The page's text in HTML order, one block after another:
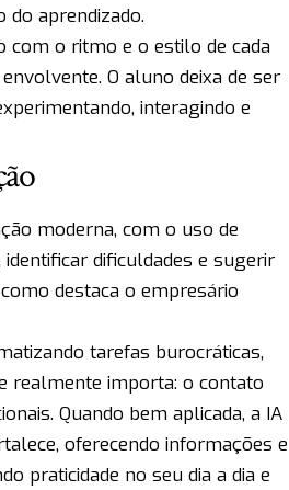
aprendizado.
com o ritmo e o estilo de cada
O aluno deixa de ser
interagindo e
moderna, com o uso de
dificuldades e sugerir
destaca o empresário
tarefas burocráticas,
realmente importa: o contato
Quando bem aplicada, a IA
oferecendo informações e
praticidade no seu dia a dia e